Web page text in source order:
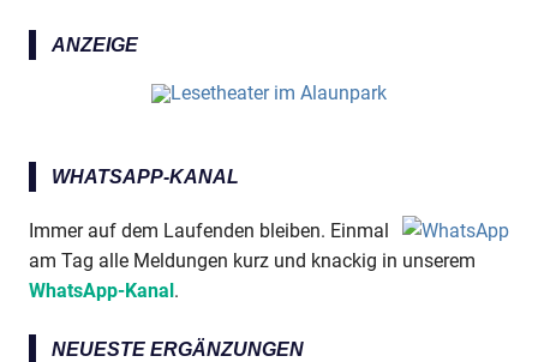
ANZEIGE
WHATSAPP-KANAL
Immer auf dem Laufenden bleiben. Einmal
am Tag alle Meldungen kurz und knackig in unserem
WhatsApp-Kanal .
NEUESTE ERGÄNZUNGEN